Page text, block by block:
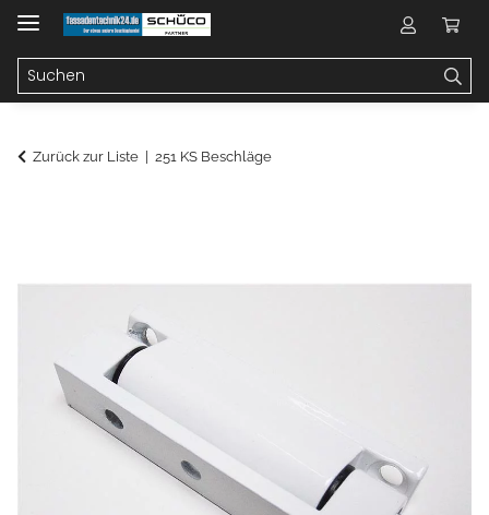
Zurück zur Liste 251 KS Beschläge